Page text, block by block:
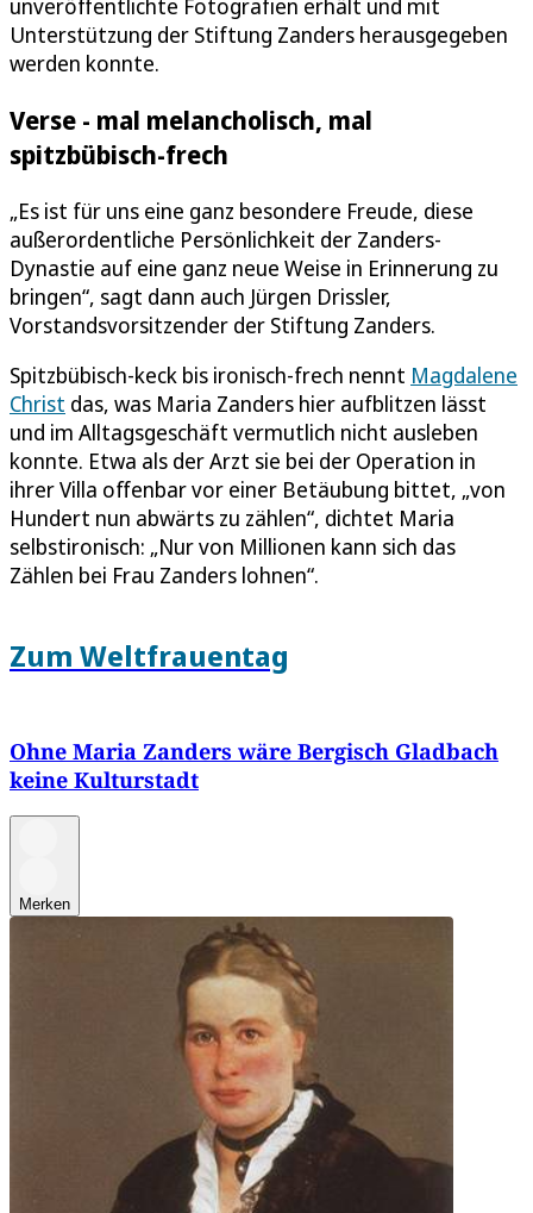
unveröffentlichte Fotografien erhält und mit
Unterstützung der Stiftung Zanders herausgegeben
werden konnte.
Verse - mal melancholisch, mal
spitzbübisch-frech
„Es ist für uns eine ganz besondere Freude, diese
außerordentliche Persönlichkeit der Zanders-
Dynastie auf eine ganz neue Weise in Erinnerung zu
bringen“, sagt dann auch Jürgen Drissler,
Vorstandsvorsitzender der Stiftung Zanders.
Spitzbübisch-keck bis ironisch-frech nennt Magdalene
Christ das, was Maria Zanders hier aufblitzen lässt
und im Alltagsgeschäft vermutlich nicht ausleben
konnte. Etwa als der Arzt sie bei der Operation in
ihrer Villa offenbar vor einer Betäubung bittet, „von
Hundert nun abwärts zu zählen“, dichtet Maria
selbstironisch: „Nur von Millionen kann sich das
Zählen bei Frau Zanders lohnen“.
Zum Weltfrauentag
Ohne Maria Zanders wäre Bergisch Gladbach
keine Kulturstadt
Merken